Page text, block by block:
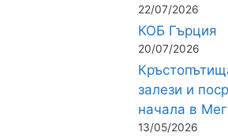
22/07/2026
КОБ Гърция
20/07/2026
залези и
начала в
13/05/2026